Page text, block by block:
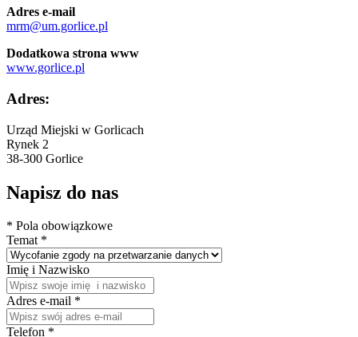
Adres e-mail
mrm@um.gorlice.pl
Dodatkowa strona www
www.gorlice.pl
Adres:
Urząd Miejski w Gorlicach
Rynek 2
38-300 Gorlice
Napisz do nas
* Pola obowiązkowe
Temat *
Imię i Nazwisko
Adres e-mail *
Telefon *